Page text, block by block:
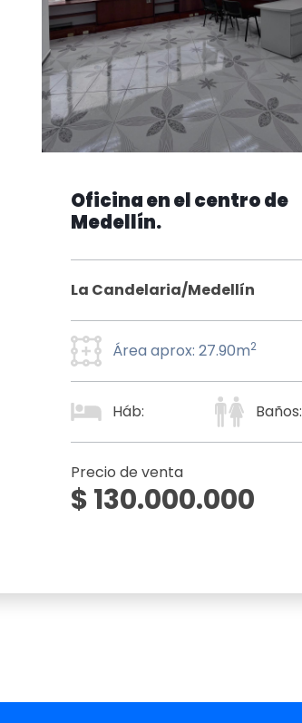
Oficina en el centro de
Medellín.
La Candelaria/Medellín
Área aprox: 27.90m2
Háb: Baños:
Precio de venta
$ 130.000.000